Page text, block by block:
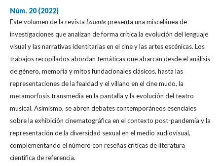
Núm. 20 (2022)
Este volumen de la revista Latentepresenta una miscelánea de
investigaciones que analizan de forma crítica la evolución del lenguaje
visual y las narrativas identitarias en el cine y las artes escénicas. Los
trabajos recopilados abordan temáticas que abarcan desde el análisis
de género, memoria y mitos fundacionales clásicos, hasta las
representaciones de la fealdad y el villano en el cine mudo, la
metamorfosis transmedia en la pantalla y la evolución del teatro
musical. Asimismo, se abren debates contemporáneos esenciales
sobre la exhibición cinematográfica en el contexto post-pandemia y la
representación de la diversidad sexual en el medio audiovisual,
complementando el número con reseñas críticas de literatura
científica de referencia.